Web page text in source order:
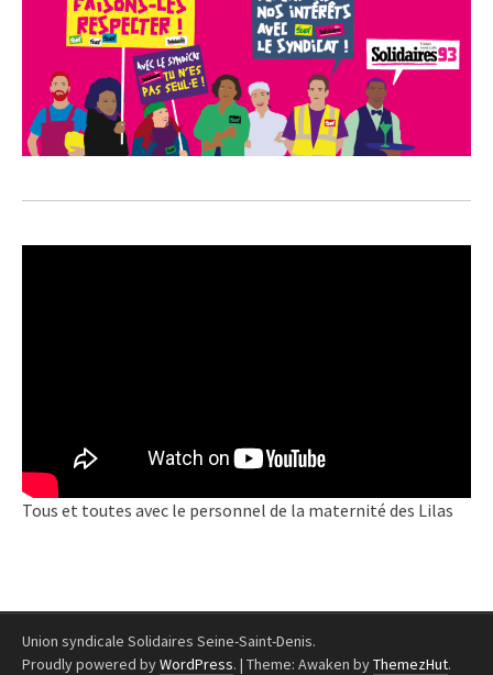
Tous et toutes avec le personnel de la maternité des Lilas
Union syndicale Solidaires Seine-Saint-Denis.
Proudly powered byWordPress. | Theme: Awaken byThemezHut.